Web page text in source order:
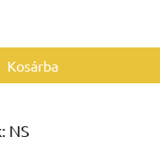
Kosárba
NS